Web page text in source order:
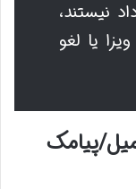
نیستند،
یا لغو
پیامک